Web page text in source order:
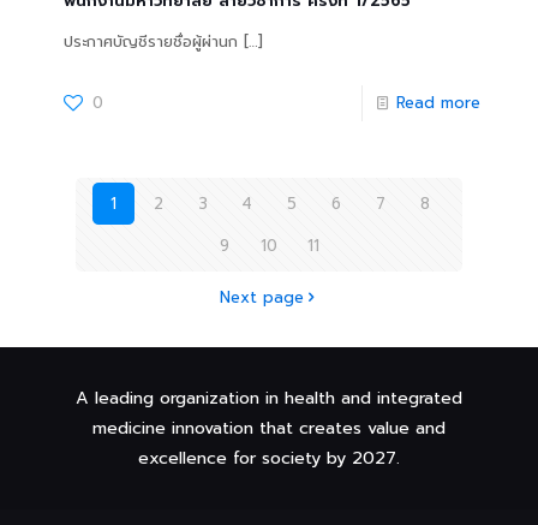
ประกาศบัญชีรายชื่อผู้ผ่านก […]
0 Read more
1 2 3 4 5 6 7
8
9
10 11
Next page
A leading organization in health and integrated
medicine innovation that creates value and
excellence for society by 2027.